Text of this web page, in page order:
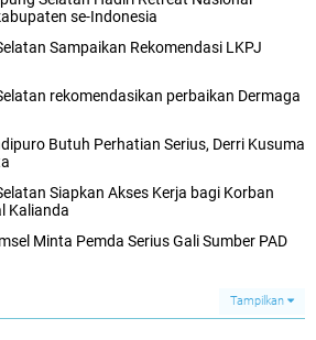
se-Indonesia
Sampaikan Rekomendasi LKPJ
rekomendasikan perbaikan Dermaga
Butuh Perhatian Serius, Derri Kusuma
Siapkan Akses Kerja bagi Korban
Kalianda
Minta Pemda Serius Gali Sumber PAD
Tampilkan